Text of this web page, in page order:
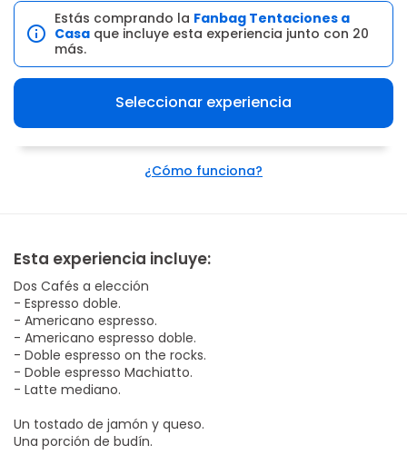
Estás comprando la Fanbag Tentaciones a
Casa que incluye esta experiencia junto con 20
más.
Seleccionar experiencia
¿Cómo funciona?
Esta experiencia incluye:
Dos Cafés a elección
- Espresso doble.
- Americano espresso.
- Americano espresso doble.
- Doble espresso on the rocks.
- Doble espresso Machiatto.
- Latte mediano.
Un tostado de jamón y queso.
Una porción de budín.